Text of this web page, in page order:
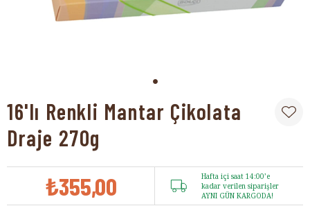
16'lı Renkli Mantar Çikolata
Draje 270g
₺355,00
Hafta içi saat 14:00’e
kadar verilen siparişler
AYNI GÜN KARGODA!